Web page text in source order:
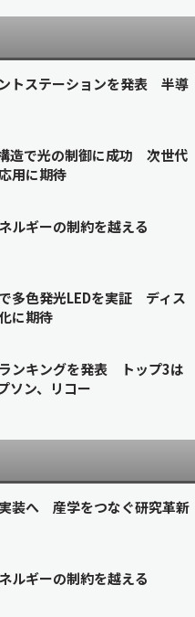
トステーションを発表 半導
造で光の制御に成功 次世代
用に期待
ルギーの制約を越える
多色発光LEDを実証 ディス
に期待
ンキングを発表 トップ3は
ソン、リコー
装へ 産学をつなぐ研究革新
ルギーの制約を越える